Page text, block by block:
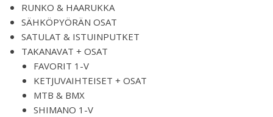
RUNKO & HAARUKKA
SÄHKÖPYÖRÄN OSAT
SATULAT & ISTUINPUTKET
TAKANAVAT + OSAT
FAVORIT 1-V
KETJUVAIHTEISET + OSAT
MTB & BMX
SHIMANO 1-V